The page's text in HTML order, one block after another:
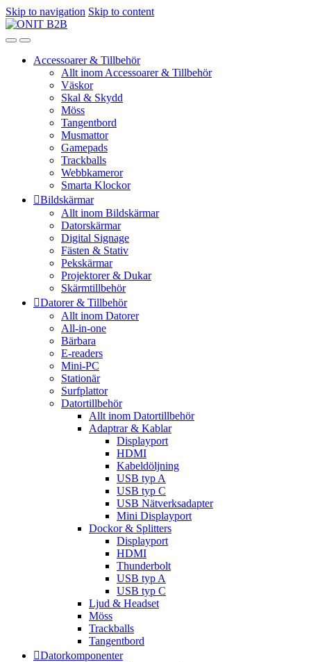
Skip to navigation Skip to content
Accessoarer & Tillbehör
Allt inom Accessoarer & Tillbehör
Väskor
Skal & Skydd
Möss
Tangentbord
Musmattor
Gamepads
Trackballs
Webbkameror
Smarta Klockor
Bildskärmar
Allt inom Bildskärmar
Datorskärmar
Digital Signage
Fästen & Stativ
Pekskärmar
Projektorer & Dukar
Skärmtillbehör
Datorer & Tillbehör
Allt inom Datorer
All-in-one
Bärbara
E-readers
Mini-PC
Stationär
Surfplattor
Datortillbehör
Allt inom Datortillbehör
Adaptrar & Kablar
Displayport
HDMI
Kabeldöljning
USB typ A
USB typ C
USB Nätverksadapter
Mini Displayport
Dockor & Splitters
Displayport
HDMI
Thunderbolt
USB typ A
USB typ C
Ljud & Headset
Möss
Trackballs
Tangentbord
Datorkomponenter